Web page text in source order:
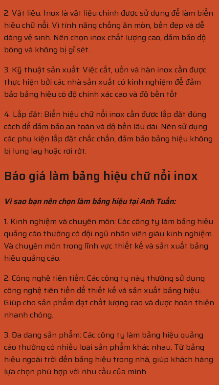
2. Vật liệu: Inox là vật liệu chính được sử dụng để làm biển
hiệu chữ nổi. Vì tính năng chống ăn mòn, bền đẹp và dễ
dàng vệ sinh. Nên chọn inox chất lượng cao, đảm bảo độ
bóng và không bị gỉ sét.
3. Kỹ thuật sản xuất: Việc cắt, uốn và hàn inox cần được
thực hiện bởi các nhà sản xuất có kinh nghiệm để đảm
bảo bảng hiệu có độ chính xác cao và độ bền tốt
4. Lắp đặt: Biển hiệu chữ nổi inox cần được lắp đặt đúng
cách để đảm bảo an toàn và độ bền lâu dài. Nên sử dụng
các phụ kiện lắp đặt chắc chắn, đảm bảo bảng hiệu không
bị lung lay hoặc rơi rớt.
Báo giá làm bảng hiệu chữ nổi inox
Vì sao bạn nên chọn làm bảng hiệu tại Anh Tuấn:
1. Kinh nghiệm và chuyên môn: Các công ty làm bảng hiệu
quảng cáo thường có đội ngũ nhân viên giàu kinh nghiệm.
Và chuyên môn trong lĩnh vực thiết kế và sản xuất bảng
hiệu quảng cáo.
2. Công nghệ tiên tiến: Các công ty này thường sử dụng
công nghệ tiên tiến để thiết kế và sản xuất bảng hiệu.
Giúp cho sản phẩm đạt chất lượng cao và được hoàn thiện
nhanh chóng.
3. Đa dạng sản phẩm: Các công ty làm bảng hiệu quảng
cáo thường có nhiều loại sản phẩm khác nhau. Từ bảng
hiệu ngoài trời đến bảng hiệu trong nhà, giúp khách hàng
lựa chọn phù hợp với nhu cầu của mình.